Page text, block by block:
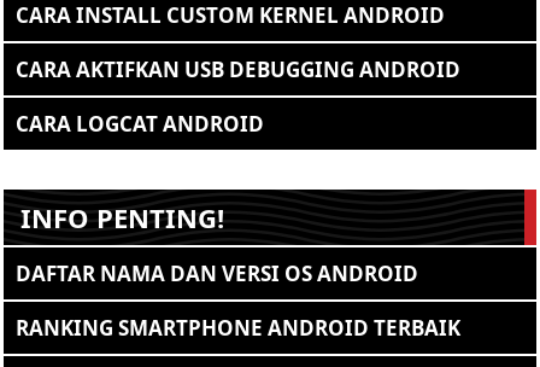
CARA INSTALL CUSTOM KERNEL ANDROID
CARA AKTIFKAN USB DEBUGGING ANDROID
CARA LOGCAT ANDROID
INFO PENTING!
DAFTAR NAMA DAN VERSI OS ANDROID
RANKING SMARTPHONE ANDROID TERBAIK